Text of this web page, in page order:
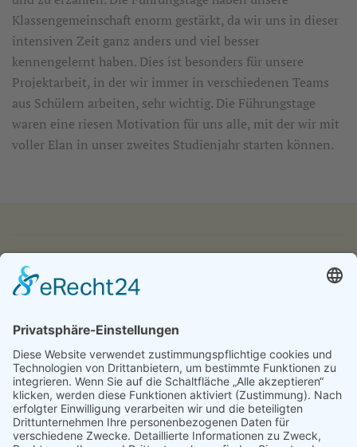
Klassengemeinschaft enorm gestärkt, da wir uns in dieser
intensiven Zeit ganz anders und viel besser
kennengelernt haben. Dies ist besonders für unsere
Projektarbeit, in der wir immer in verschiedenen Teams
aus Schülern arbeiten, sehr wichtig. Die Führungstage
waren eine riesen Motivation für uns alle, mit der wir mit
voller Elan in unser zweites Studienjahr starten können.
IMPRESSUM
KONTAKT & ANFAHRT
© 2024 - Alice Bendix - Berufliches Schulzentrum der
Stadt München